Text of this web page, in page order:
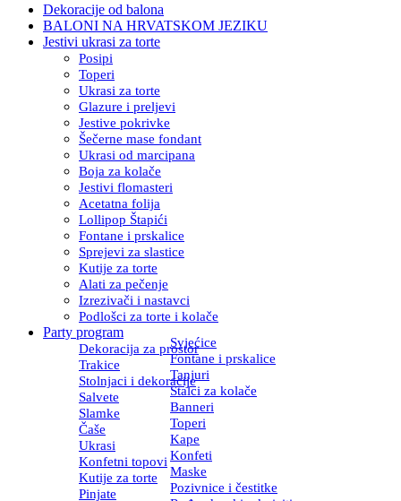
Dekoracije od balona
BALONI NA HRVATSKOM JEZIKU
Jestivi ukrasi za torte
Posipi
Toperi
Ukrasi za torte
Glazure i preljevi
Jestive pokrivke
Šečerne mase fondant
Ukrasi od marcipana
Boja za kolače
Jestivi flomasteri
Acetatna folija
Lollipop Štapići
Fontane i prskalice
Sprejevi za slastice
Kutije za torte
Alati za pečenje
Izrezivači i nastavci
Podlošci za torte i kolače
Party program
Dekoracija za prostor
Svjećice
Trakice
Fontane i prskalice
Stolnjaci i dekoracije
Tanjuri
Salvete
Stalci za kolače
Slamke
Banneri
Čaše
Toperi
Ukrasi
Kape
Konfetni topovi Konfeti
Kutije za torte
Maske
Pinjate
Pozivnice i čestitke